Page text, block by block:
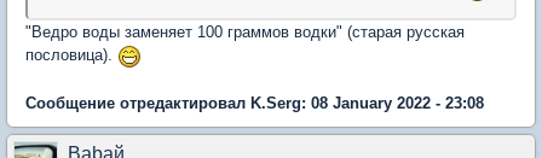
"Ведро воды заменяет 100 граммов водки" (старая русская
пословица).
Сообщение отредактировал K.Serg: 08 January 2022 - 23:08
Babaй